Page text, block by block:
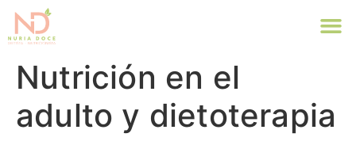
Nutrición en el
adulto y dietoterapia